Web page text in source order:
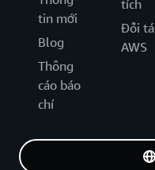
tin mới
Blog
Thông
cáo báo
chí
tích
Đối
AWS